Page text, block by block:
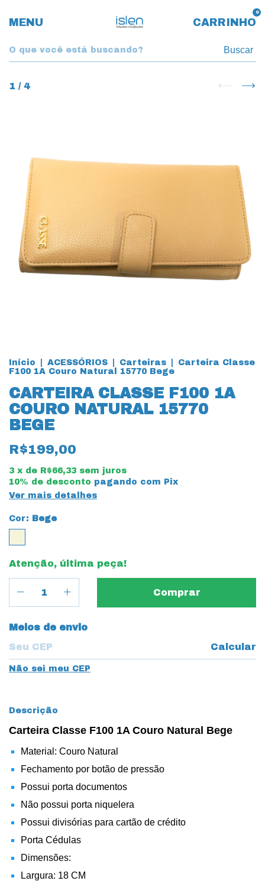
MENU CARRINHO
0
Buscar
1 / 4
Início ACESSÓRIOS Carteiras
Carteira Classe
F100 1A Couro Natural 15770 Bege
CARTEIRA CLASSE F100 1A
COURO NATURAL 15770
BEGE
R$199,00
3 x de R$66,33 sem juros
10% de desconto pagando com Pix
Ver mais detalhes
Cor: Bege
Atenção, última peça!
Entregas para o CEP:
Meios de envio
Calcular
Não sei meu CEP
Descrição
Carteira Classe F100 1A Couro Natural Bege
Material: Couro Natural
Fechamento por botão de pressão
Possui porta documentos
Não possui porta niquelera
Possui divisórias para cartão de crédito
Porta Cédulas
Dimensões:
Largura: 18 CM